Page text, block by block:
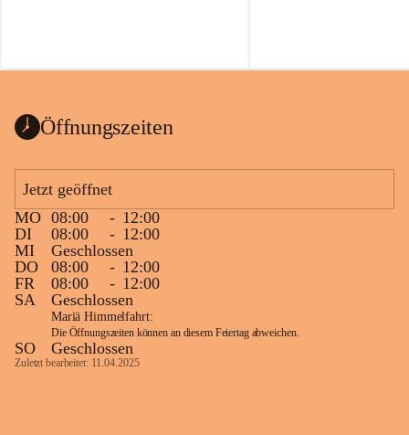
können ab 1. September wieder heimische
Vielfalt in Gärten bringen und zugleich
Wie wichtig Hecken sind zeigt das
österreichweite Forschungsprojekt
„Heckenleben“ des Vereins Regionale
Gehölzvermehrung. Die Untersuchungen
machen deutlich, dass Bestäuber auf ein
möglichst durchgehendes
Nahrungsangebot angewiesen sind.
Heimische Hecken können
Versorgungslücken schließen, weil
unterschiedliche Gehölzarten zu
Öffnungszeiten
Jetzt geöffnet
MO 08:00 - 12:00
DI
08:00 - 12:00
MI
Geschlossen
DO
08:00 - 12:00
FR
08:00 - 12:00
SA
Geschlossen
Mariä Himmelfahrt:
Die Öffnungszeiten können an diesem Feiertag abweichen.
SO Geschlossen
Zuletzt bearbeitet: 11.04.2025